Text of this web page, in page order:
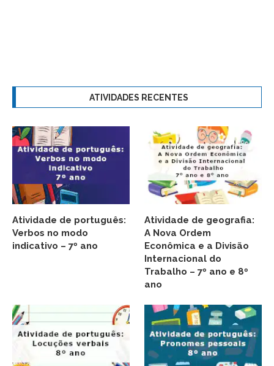
ATIVIDADES RECENTES
Atividade de português:
Verbos no modo
indicativo – 7º ano
Atividade de geografia:
A Nova Ordem
Econômica e a Divisão
Internacional do
Trabalho – 7º ano e 8º
ano